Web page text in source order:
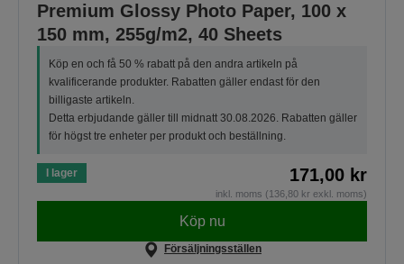
Premium Glossy Photo Paper, 100 x
150 mm, 255g/m2, 40 Sheets
Köp en och få 50 % rabatt på den andra artikeln på
kvalificerande produkter. Rabatten gäller endast för den
billigaste artikeln.
Detta erbjudande gäller till midnatt 30.08.2026. Rabatten gäller
för högst tre enheter per produkt och beställning.
I lager 171,00 kr
inkl. moms (136,80 kr exkl. moms)
Köp nu
Försäljningsställen